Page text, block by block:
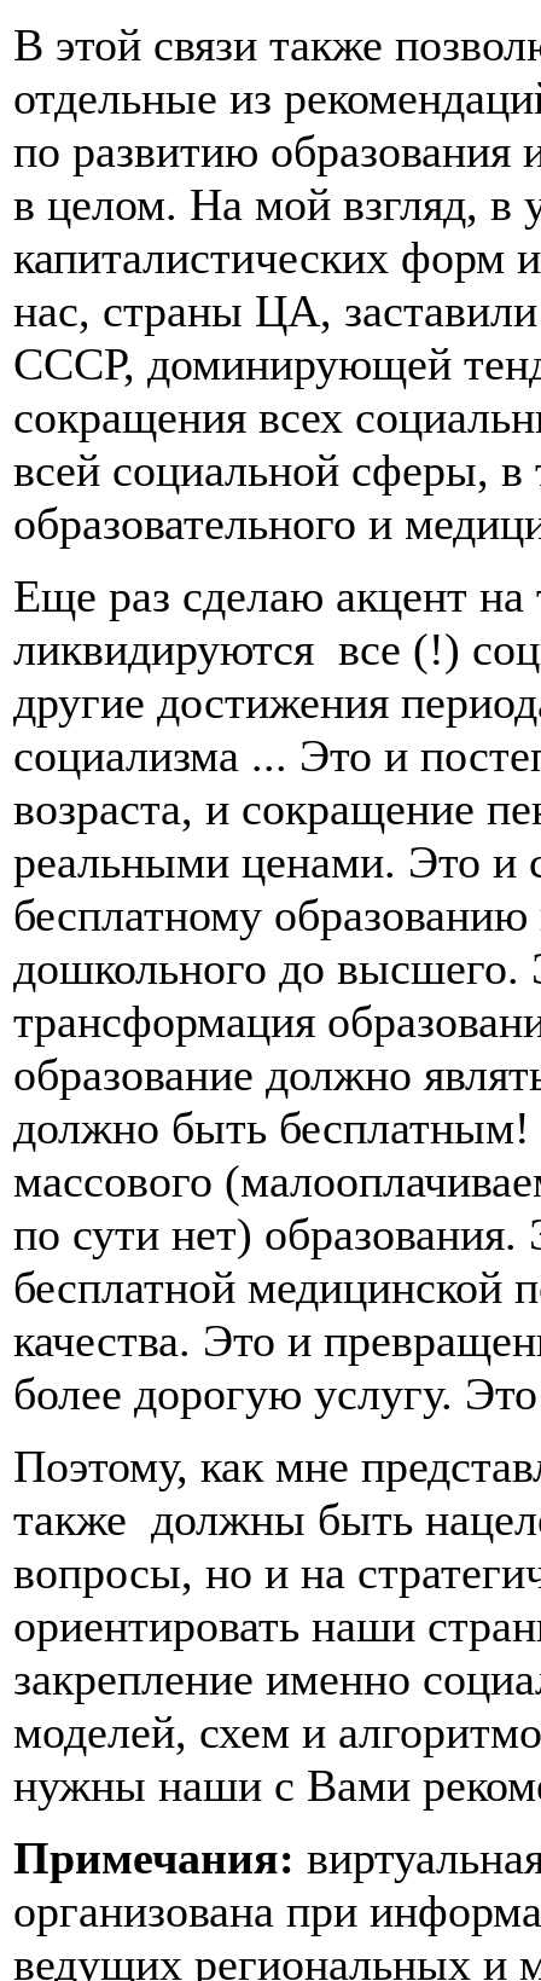
В этой связи также
отдельные из
по развитию
в целом. На мой взгляд, в
капиталистических форм
нас, страны ЦА, заставили
СССР, доминирующей
сокращения всех
всей социальной сферы, в
образовательного и
Еще раз сделаю акцент
ликвидируются все (!)
другие достижения
социализма ... Это и
возраста, и сокращение
реальными ценами. Это и
бесплатному образованию
дошкольного до высшего.
трансформация
образование должно
должно быть бесплатным!
массового
по сути нет)
бесплатной медицинской
качества. Это и
более дорогую услугу.
Поэтому, как мне
также должны быть
вопросы, но и на
ориентировать наши
закрепление именно
моделей, схем и
нужны наши с Вами
Примечания:
организована при
ведущих региональных